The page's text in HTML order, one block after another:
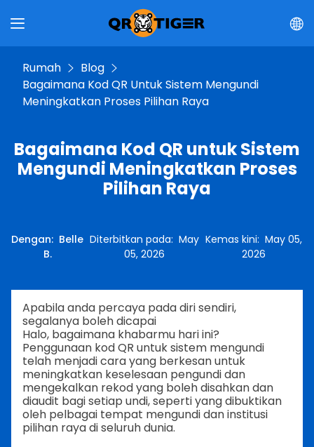
Rumah
Blog
Bagaimana Kod QR Untuk Sistem Mengundi
Meningkatkan Proses Pilihan Raya
Bagaimana Kod QR untuk Sistem
Mengundi Meningkatkan Proses
Pilihan Raya
Dengan: Belle
B.
Diterbitkan pada: May
05, 2026
Kemas kini:May 05,
2026
Apabila anda percaya pada diri sendiri,
segalanya boleh dicapai
Halo, bagaimana khabarmu hari ini?
Penggunaan kod QR untuk sistem mengundi
telah menjadi cara yang berkesan untuk
meningkatkan keselesaan pengundi dan
mengekalkan rekod yang boleh disahkan dan
diaudit bagi setiap undi, seperti yang dibuktikan
oleh pelbagai tempat mengundi dan institusi
pilihan raya di seluruh dunia.